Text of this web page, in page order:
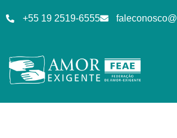
+55 19 2519-6555